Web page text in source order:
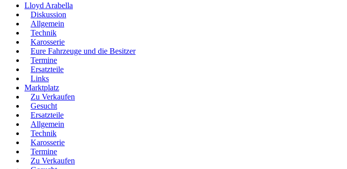
Lloyd Arabella
Diskussion
Allgemein
Technik
Karosserie
Eure Fahrzeuge und die Besitzer
Termine
Ersatzteile
Links
Marktplatz
Zu Verkaufen
Gesucht
Ersatzteile
Allgemein
Technik
Karosserie
Termine
Zu Verkaufen